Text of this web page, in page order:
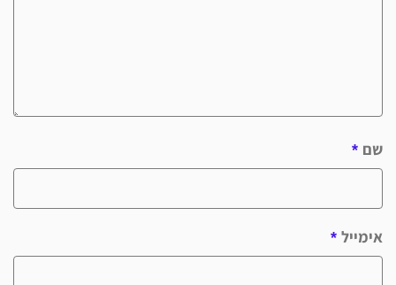
שם *
אימייל *